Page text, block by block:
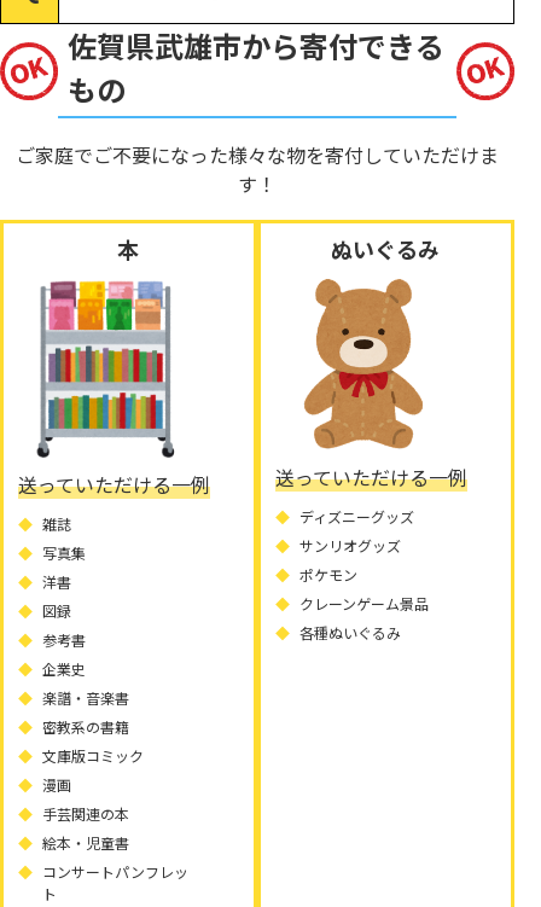
佐賀県武雄市から寄付できる
もの
ご家庭でご不要になった様々な物を寄付していただけま
す！
本
送っていただける一例
雑誌
写真集
洋書
図録
参考書
企業史
楽譜・音楽書
密教系の書籍
文庫版コミック
漫画
手芸関連の本
絵本・児童書
コンサートパンフレッ
ト
ぬいぐるみ
送っていただける一例
ディズニーグッズ
サンリオグッズ
ポケモン
クレーンゲーム景品
各種ぬいぐるみ